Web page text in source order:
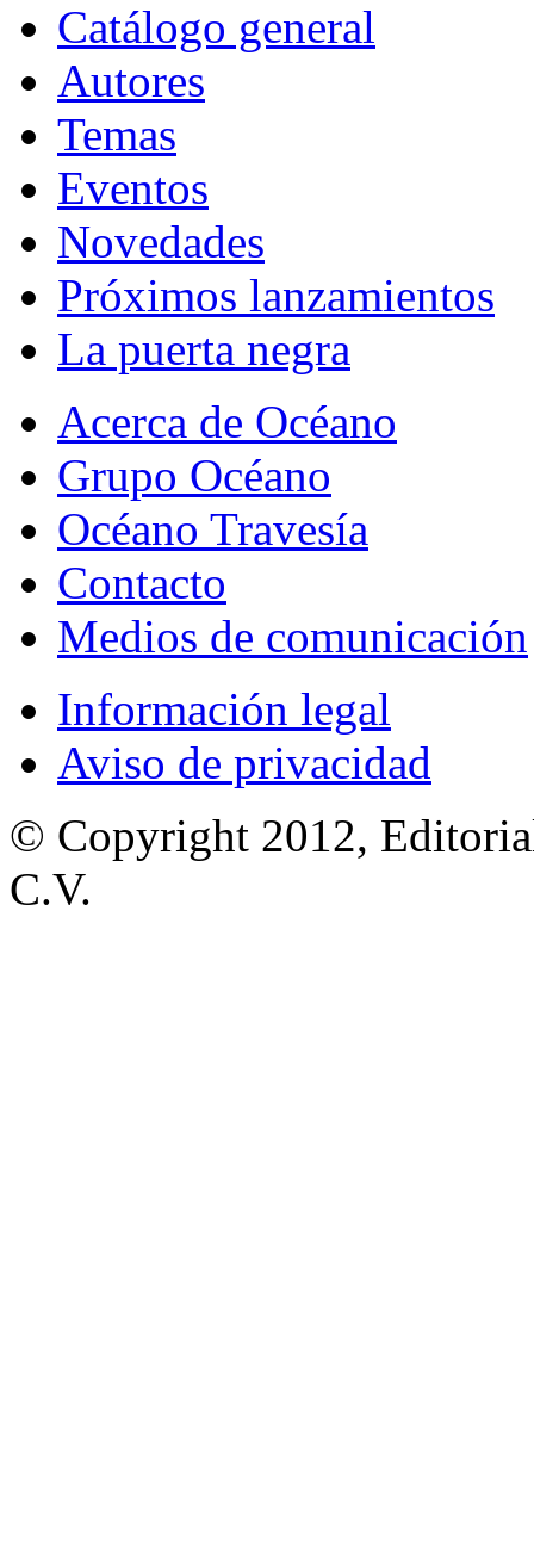
Catálogo general
Autores
Temas
Eventos
Novedades
Próximos lanzamientos
La puerta negra
Acerca de Océano
Grupo Océano
Océano Travesía
Contacto
Medios de comunicación
Información legal
Aviso de privacidad
© Copyright 2012,
C.V.